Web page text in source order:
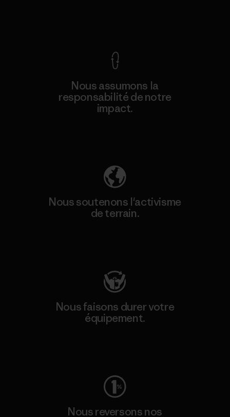
Nous assumons la
responsabilité de notre
impact.
Nous soutenons l'activisme
de terrain.
Nous faisons durer votre
équipement.
Nous reversons nos